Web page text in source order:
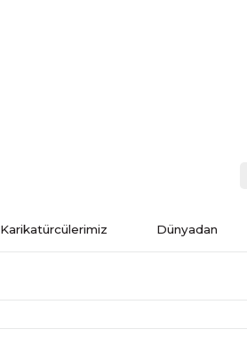
Karikatürcülerimiz Dünyadan